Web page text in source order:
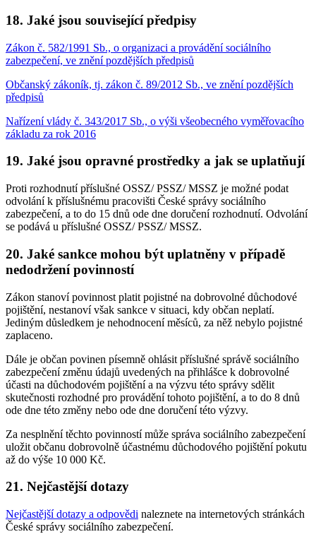
18. Jaké jsou související předpisy
Zákon č. 582/1991 Sb., o organizaci a provádění sociálního
zabezpečení, ve znění pozdějších předpisů
Občanský zákoník, tj. zákon č. 89/2012 Sb., ve znění pozdějších
předpisů
Nařízení vlády č. 343/2017 Sb., o výši všeobecného vyměřovacího
základu za rok 2016
19. Jaké jsou opravné prostředky a jak se uplatňují
Proti rozhodnutí příslušné OSSZ/ PSSZ/ MSSZ je možné podat
odvolání k příslušnému pracovišti České správy sociálního
zabezpečení, a to do 15 dnů ode dne doručení rozhodnutí. Odvolání
se podává u příslušné OSSZ/ PSSZ/ MSSZ.
20. Jaké sankce mohou být uplatněny v případě
nedodržení povinností
Zákon stanoví povinnost platit pojistné na dobrovolné důchodové
pojištění, nestanoví však sankce v situaci, kdy občan neplatí.
Jediným důsledkem je nehodnocení měsíců, za něž nebylo pojistné
zaplaceno.
Dále je občan povinen písemně ohlásit příslušné správě sociálního
zabezpečení změnu údajů uvedených na přihlášce k dobrovolné
účasti na důchodovém pojištění a na výzvu této správy sdělit
skutečnosti rozhodné pro provádění tohoto pojištění, a to do 8 dnů
ode dne této změny nebo ode dne doručení této výzvy.
Za nesplnění těchto povinností může správa sociálního zabezpečení
uložit občanu dobrovolně účastnému důchodového pojištění pokutu
až do výše 10 000 Kč.
21. Nejčastější dotazy
Nejčastější dotazy a odpovědi naleznete na internetových stránkách
České správy sociálního zabezpečení.